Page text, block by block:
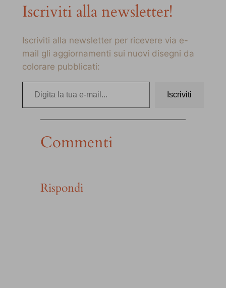
Iscriviti alla newsletter!
Iscriviti alla newsletter per ricevere via e-
mail gli aggiornamenti sui nuovi disegni da
colorare pubblicati:
Digita la tua e-mail…
Iscriviti
Commenti
Rispondi